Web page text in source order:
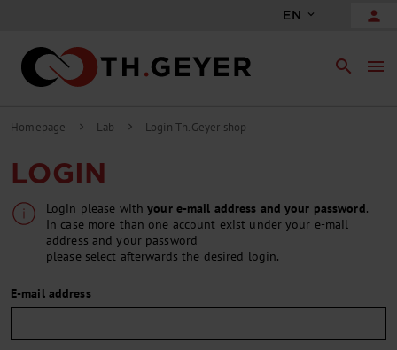
EN person
search menu
Homepage chevron_right Lab chevron_right Login Th.Geyer shop
LOGIN
Login please withyour e-mail address and your password.
In case more than one account exist under your e-mail
address and your password
please select afterwards the desired login.
E-mail address